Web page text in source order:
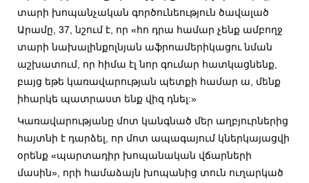
տարի խոպանչական գործունեություն ծավալած
Արամը, 37, նշում է, որ «հո դրա համար չենք ամբողջ
տարի նախալինքոլնյան աֆրոամերիկացու նման
աշխատում, որ հիմա էլ նոր գումար հատկացնենք,
բայց եթե կառավարության պետքի համար ա, մենք
իհարկե պատրաստ ենք վիզ դնել:»
Կառավարությանը մոտ կանգնած մեր աղբյուրներից
հայտնի է դարձել, որ մոտ ապագայում կներկայացվի
օրենք «պարտադիր խոպանական վճարների
մասին», որի համաձայն խոպանից տուն ուղարկած